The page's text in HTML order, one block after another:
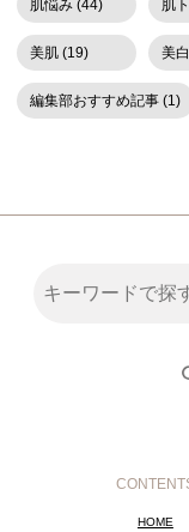
肌悩み (44) 肌
美肌 (19) 美
編集部おすすめ記事 (1)
HOME